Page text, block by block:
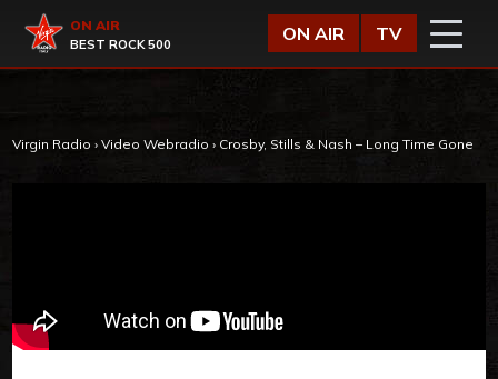
Virgin Radio
ON AIR
BEST ROCK 500
ON AIR TV
Virgin Radio › Video Webradio › Crosby, Stills & Nash – Long Time Gone